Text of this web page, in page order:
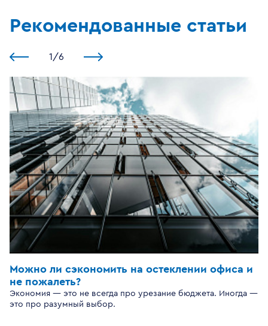
Рекомендованные статьи
1 /6
Можно ли сэкономить на остеклении офиса и
не пожалеть?
Экономия — это не всегда про урезание бюджета. Иногда —
это про разумный выбор.